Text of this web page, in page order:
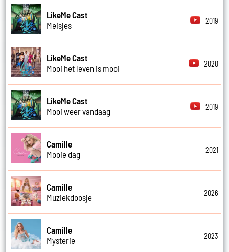
LikeMe Cast
Meisjes
2019
LikeMe Cast
Mooi het leven is mooi
2020
LikeMe Cast
Mooi weer vandaag
2019
Camille
Mooie dag
2021
Camille
Muziekdoosje
2026
Camille
Mysterie
2023